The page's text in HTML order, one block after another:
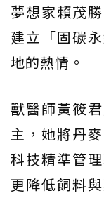
夢想家賴茂
建立「固碳
地的熱情。
獸醫師黃筱
主，她將丹
科技精準管
更降低飼料